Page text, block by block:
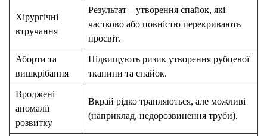
Хірургічні
втручання
Результат – утворення спайок, які
частково або повністю перекривають
просвіт.
Аборти та
вишкрібання
Підвищують ризик утворення рубцевої
тканини та спайок.
Вроджені
аномалії
розвитку
Вкрай рідко трапляються, але можливі
(наприклад, недорозвинення труби).